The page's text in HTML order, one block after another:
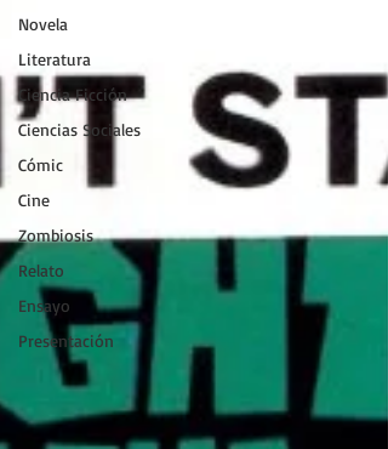
Novela
Literatura
Ciencia Ficción
Ciencias Sociales
Cómic
Cine
Zombiosis
Relato
Ensayo
Presentación